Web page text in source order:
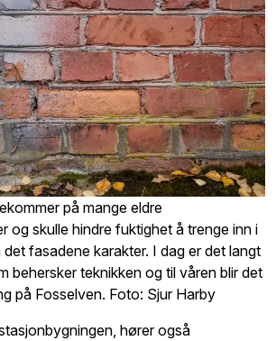
på mange eldre
og skulle hindre fuktighet å trenge inn i
fasadene karakter. I dag er det langt
behersker teknikken og til våren blir det
på Fosselven. Foto: Sjur Harby
hører også